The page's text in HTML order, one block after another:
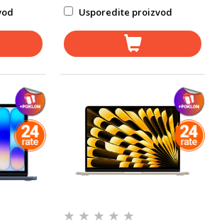
Usporedite proizvod